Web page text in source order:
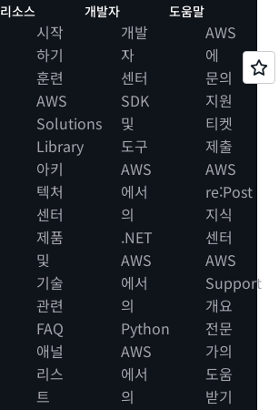
리소스
시작
하기
훈련
AWS
Solutions
Library
아키
텍처
센터
제품
및
기술
관련
FAQ
애널
리스
트
개발자
개발
자
센터
SDK
및
도구
AWS
에서
의
.NET
AWS
에서
의
Python
AWS
에서
의
도움말
AWS
에
문의
지원
티켓
제출
AWS
re:Post
지식
센터
AWS
Support
개요
전문
가의
도움
받기